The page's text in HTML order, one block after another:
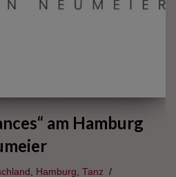
am Hamburg
Hamburg Tanz